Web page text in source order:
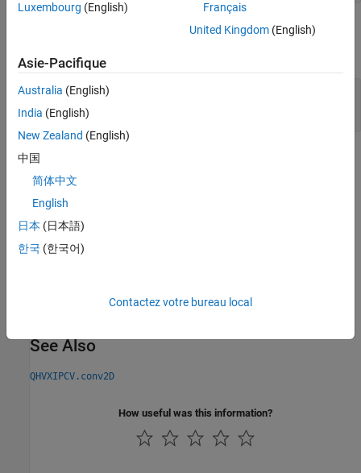
Output—
matrix
Extended Capabilities
expand all
C/C++ Code Generation
Generate C and C++ code using Simulink® Coder™.
Introduced in R2026a
See Also
QHVXIPCV.conv2D
How useful was this information?
Luxembourg (English)
Français
United Kingdom(English)
Asie-Pacifique
Australia (English)
India (English)
New Zealand (English)
中国
简体中文
English
日本 (日本語)
한국 (한국어)
Contactez votre bureau local